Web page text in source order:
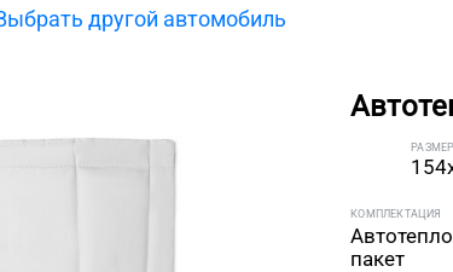
другой автомобиль
РАЗМЕР
КОМПЛЕКТАЦИЯ
пакет